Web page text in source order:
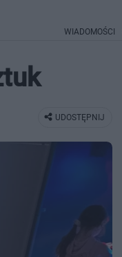
WIADOMOŚCI
UDOSTĘPNIJ